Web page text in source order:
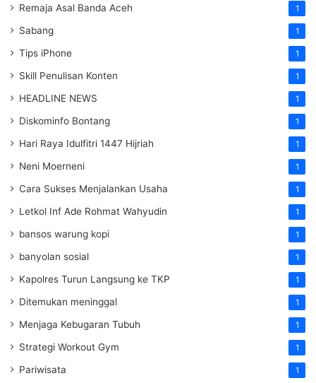
Remaja Asal Banda Aceh 1
Sabang 1
Tips iPhone 1
Skill Penulisan Konten 1
HEADLINE NEWS 1
Diskominfo Bontang 1
Hari Raya Idulfitri 1447 Hijriah 1
Neni Moerneni 1
Cara Sukses Menjalankan Usaha 1
Letkol Inf Ade Rohmat Wahyudin 1
bansos warung kopi 1
banyolan sosial 1
Kapolres Turun Langsung ke TKP 1
Ditemukan meninggal 1
Menjaga Kebugaran Tubuh 1
Strategi Workout Gym 1
Pariwisata 1